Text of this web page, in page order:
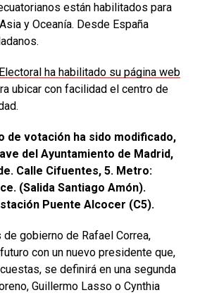
están habilitados para
y Oceanía. Desde España
ha habilitado su página web
ubicar con facilidad el centro de
de votación ha sido modificado,
del Ayuntamiento de Madrid,
Calle Cifuentes, 5. Metro:
(Salida Santiago Amón).
Puente Alcocer (C5).
gobierno de Rafael Correa,
con un nuevo presidente que,
se definirá en una segunda
Guillermo Lasso o Cynthia